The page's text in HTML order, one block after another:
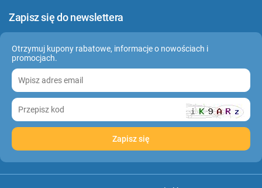
Zapisz się do newslettera
Otrzymuj kupony rabatowe, informacje o nowościach i
promocjach.